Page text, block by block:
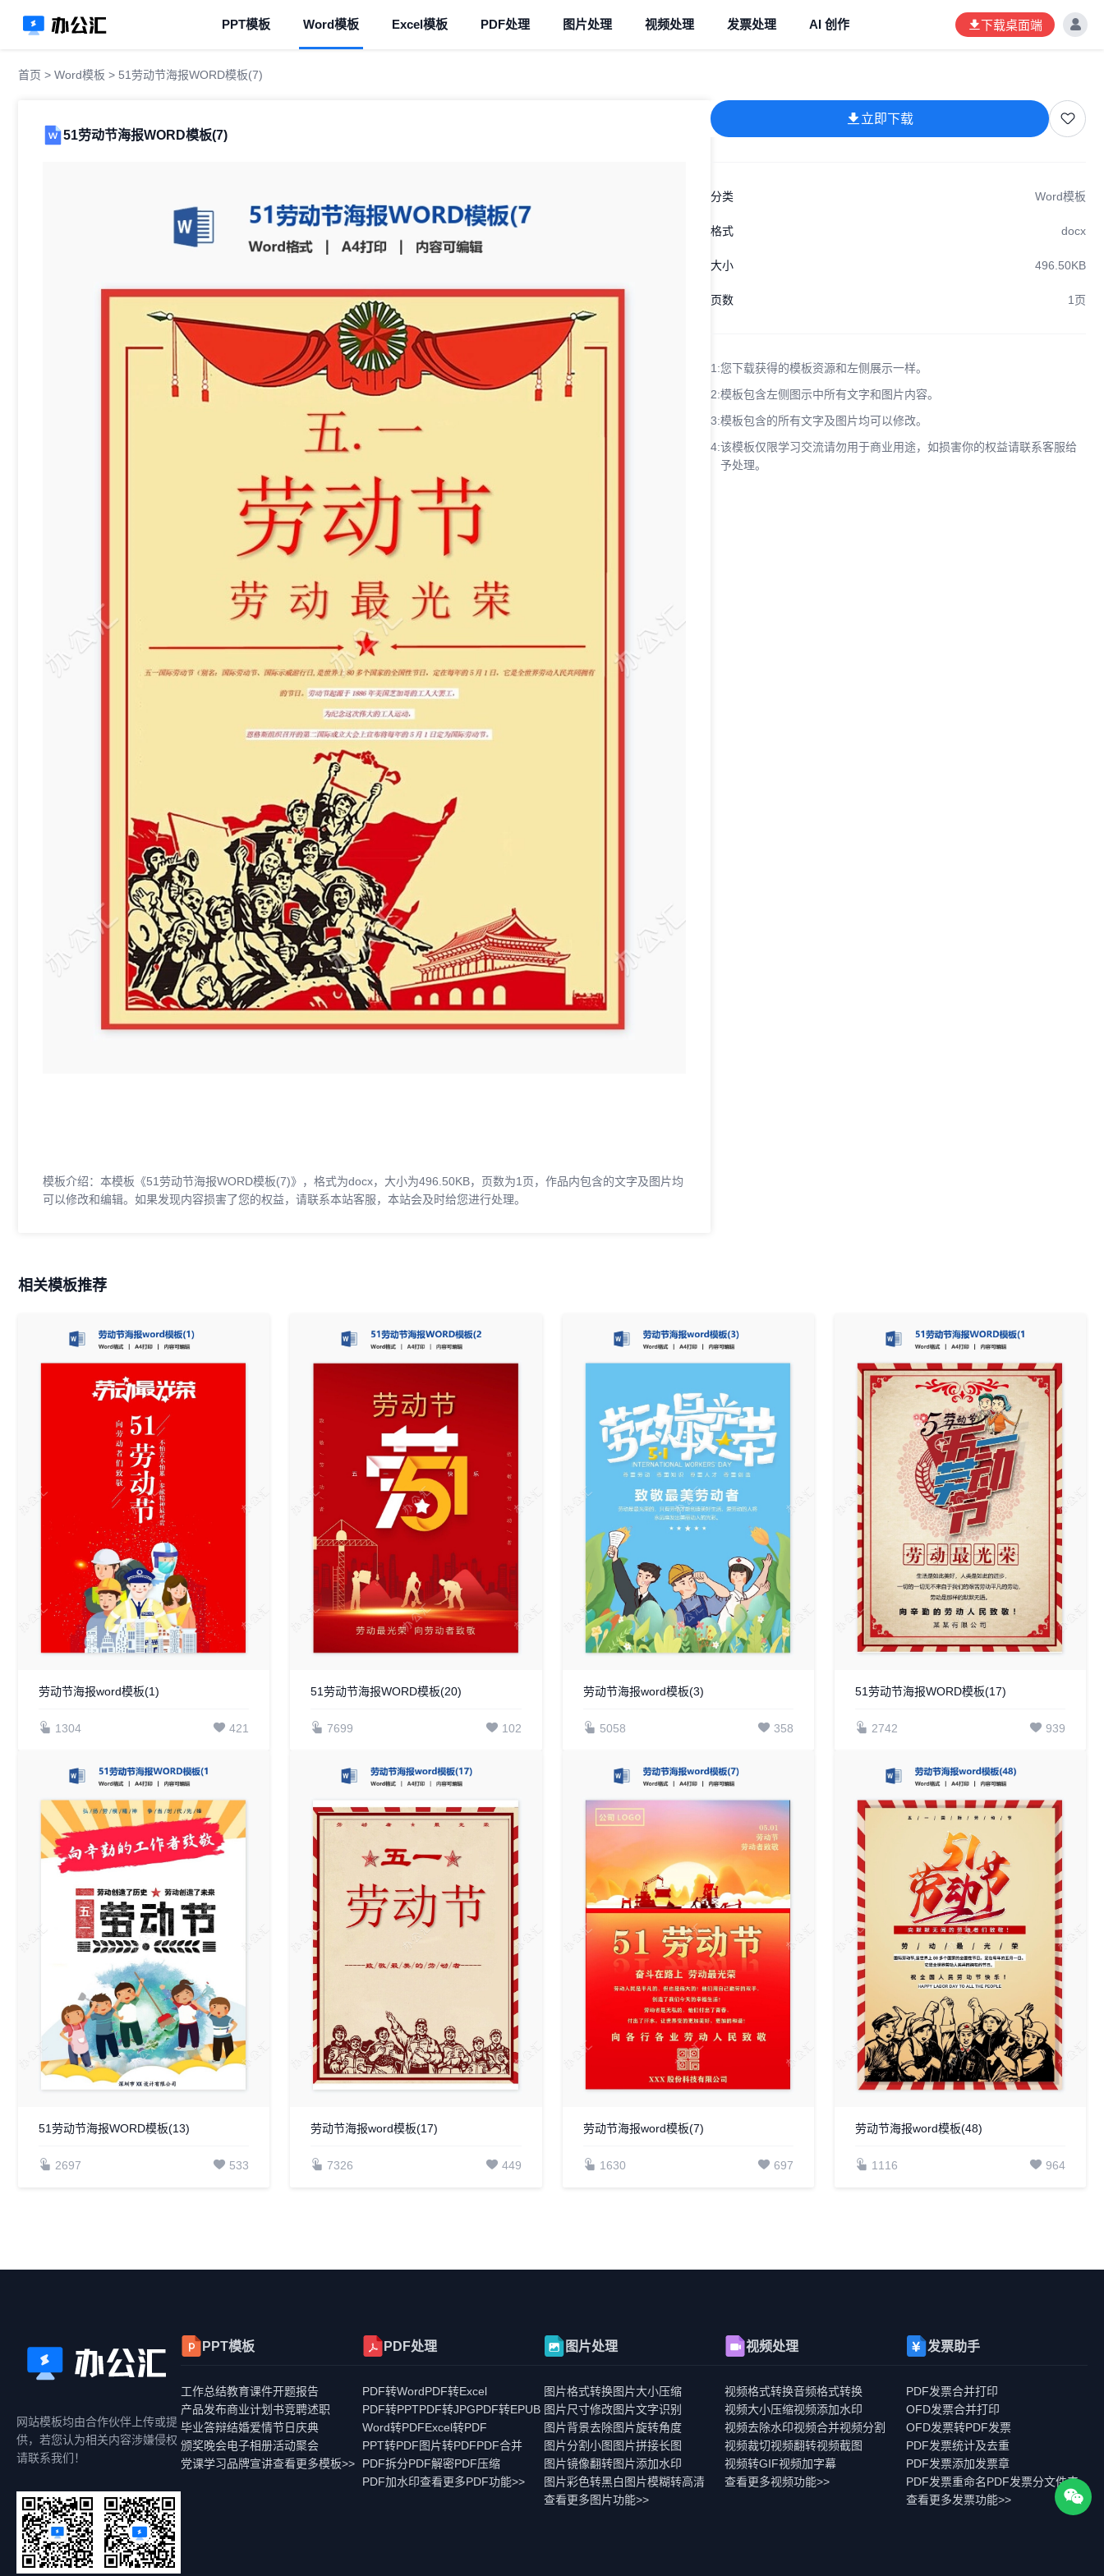
PPT模板 Word模板 Excel模板 PDF处理 图片处理 视频处理 发票处理 AI 创作 下载桌面端
首页 > Word模板 > 51劳动节海报WORD模板(7)
51劳动节海报WORD模板(7)
模板介绍：本模板《51劳动节海报WORD模板(7)》，格式为docx，大小为496.50KB，页数为1页，作品内包含的文字及图片均
可以修改和编辑。如果发现内容损害了您的权益，请联系本站客服，本站会及时给您进行处理。
立即下载
分类 Word模板
格式 docx
大小 496.50KB
页数 1页
1:您下载获得的模板资源和左侧展示一样。
2:模板包含左侧图示中所有文字和图片内容。
3:模板包含的所有文字及图片均可以修改。
4:该模板仅限学习交流请勿用于商业用途，如损害你的权益请联系客服给
予处理。
相关模板推荐
劳动节海报word模板(1)
1304 421
51劳动节海报WORD模板(20)
7699 102
劳动节海报word模板(3)
5058 358
51劳动节海报WORD模板(17)
2742 939
51劳动节海报WORD模板(13)
2697 533
劳动节海报word模板(17)
7326 449
劳动节海报word模板(7)
1630 697
劳动节海报word模板(48)
1116 964
网站模板均由合作伙伴上传或提
供，若您认为相关内容涉嫌侵权
请联系我们！
PPT模板
工作总结教育课件开题报告
产品发布商业计划书竞聘述职
毕业答辩结婚爱情节日庆典
颁奖晚会电子相册活动聚会
党课学习品牌宣讲查看更多模板>>
PDF处理
PDF转WordPDF转Excel
PDF转PPTPDF转JPGPDF转EPUB
Word转PDFExcel转PDF
PPT转PDF图片转PDFPDF合并
PDF拆分PDF解密PDF压缩
PDF加水印查看更多PDF功能>>
图片处理
图片格式转换图片大小压缩
图片尺寸修改图片文字识别
图片背景去除图片旋转角度
图片分割小图 图片拼接长图
图片镜像翻转图片添加水印
图片彩色转黑白 图片模糊转高清
查看更多图片功能>>
视频处理
视频格式转换音频格式转换
视频大小压缩视频添加水印
视频去除水印视频合并视频分割
视频裁切视频翻转视频截图
视频转GIF视频加字幕
查看更多视频功能>>
发票助手
PDF发票合并打印
OFD发票合并打印
OFD发票转PDF发票
PDF发票统计及去重
PDF发票添加发票章
PDF发票重命名PDF发票分文件夹
查看更多发票功能>>